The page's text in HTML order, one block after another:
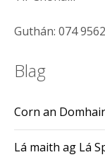
Guthán: 074
Blag
Corn an
Lá maith ag Lá